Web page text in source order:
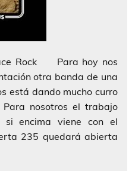
Rock Para hoy nos
otra banda de una
está dando mucho curro
nosotros el trabajo
si encima viene con el
235 quedará abierta